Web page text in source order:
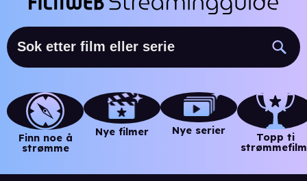
Finn noe å
strømme
Nye filmer Nye serier
Topp ti